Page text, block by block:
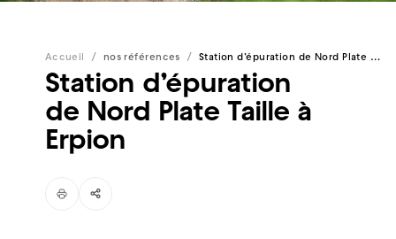
Accueil / nos références / Station d’épuration de Nord Plate Taille à Erpion
Station d’épuration
de Nord Plate Taille à
Erpion